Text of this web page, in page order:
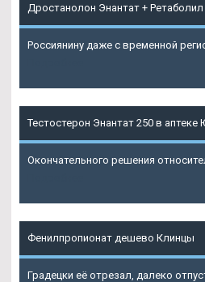
Дростанолон Энантат +
Россиянину даже с временной
Тестостерон Энантат 250 в аптеке
Окончательного решения
Фенилпропионат дешево Клинцы
Градецки её отрезал, далеко